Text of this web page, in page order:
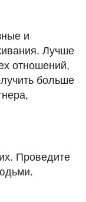
и
Лучше
отношений,
больше
Проведите